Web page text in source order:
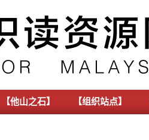
【他山之石】 【组织站点】